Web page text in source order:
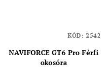
NAVIFORCE GT6 Pro Férfi
okosóra
KÓD: 2542